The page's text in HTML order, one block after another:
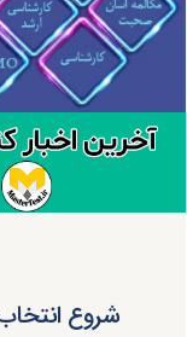
شروع انتخاب